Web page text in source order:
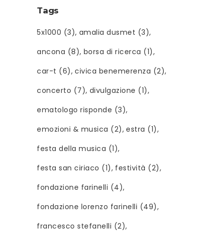
Tags
5x1000 (3) amalia dusmet (3)
ancona (8) borsa di ricerca (1)
car-t (6) civica benemerenza (2)
concerto (7) divulgazione (1)
ematologo risponde (3)
emozioni & musica (2) estra (1)
festa della musica (1)
festa san ciriaco (1) festività (2)
fondazione farinelli (4)
fondazione lorenzo farinelli (49)
francesco stefanelli (2)